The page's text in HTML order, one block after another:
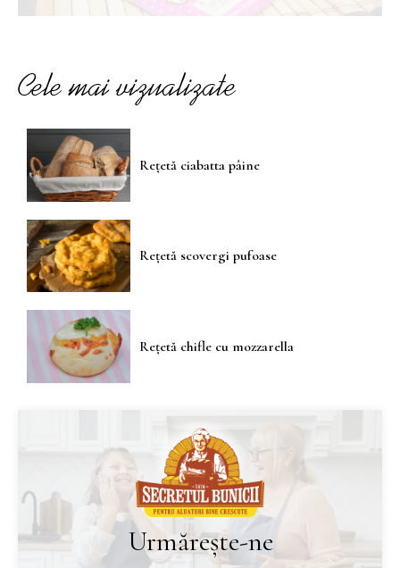
Cele mai vizualizate
Rețetă ciabatta pâine
Rețetă scovergi pufoase
Rețetă chifle cu mozzarella
Urmărește-ne